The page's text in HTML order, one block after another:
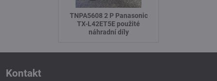
TNPA5608 2 P Panasonic
TX-L42ET5E použité
náhradní díly
Kontakt